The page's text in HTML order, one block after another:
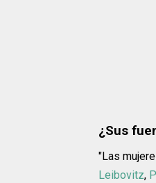
¿Sus
"Las
Leibovitz,